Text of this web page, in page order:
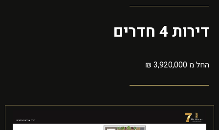
דירות 4 חדרים
החל מ 3,920,000 ₪